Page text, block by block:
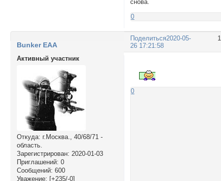
снова.
0
Поделиться2020-05-
26 17:21:58
Bunker EAA
Активный участник
Откуда: г.Москва., 40/68/71 -
область.
Зарегистрирован: 2020-01-03
Приглашений: 0
Сообщений: 600
Уважение: [+235/-0]
0